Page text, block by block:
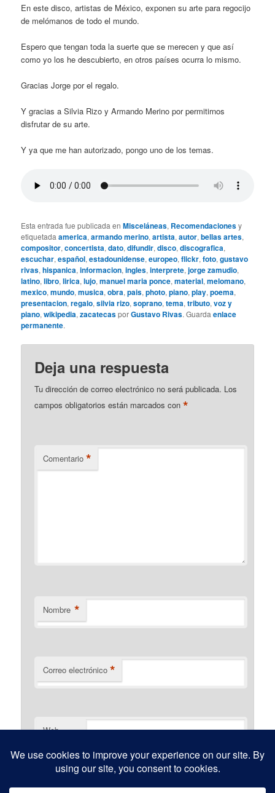
En este disco, artistas de México, exponen su arte para regocijo
de melómanos de todo el mundo.
Espero que tengan toda la suerte que se merecen y que así
como yo los he descubierto, en otros países ocurra lo mismo.
Gracias Jorge por el regalo.
Y gracias a Silvia Rizo y Armando Merino por permitirnos
disfrutar de su arte.
Y ya que me han autorizado, pongo uno de los temas.
Esta entrada fue publicada enMisceláneas, Recomendacionesy
etiquetadaamerica,armando merino,artista,autor,bellas artes,
compositor,concertista,dato,difundir,disco,discografica,
escuchar,español,estadounidense,europeo,flickr,foto,gustavo
rivas,hispanica,informacion,ingles,interprete,jorge zamudio,
latino,libro,lirica,lujo,manuel maria ponce,material,melomano,
mexico,mundo,musica,obra,pais,photo,piano,play,poema,
presentacion,regalo,silvia rizo,soprano,tema,tributo,voz y
piano,wikipedia,zacatecasporGustavo Rivas. Guardaenlace
permanente.
Deja una respuesta
Tu dirección de correo electrónico no será publicada. Los
campos obligatorios están marcados con*
Comentario *
Nombre *
Correo electrónico *
Web